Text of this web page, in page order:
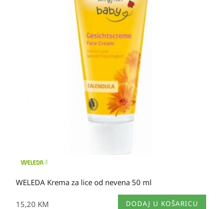
WELEDA Krema za lice od nevena 50 ml
15,20 KM DODAJ U KOŠARICU